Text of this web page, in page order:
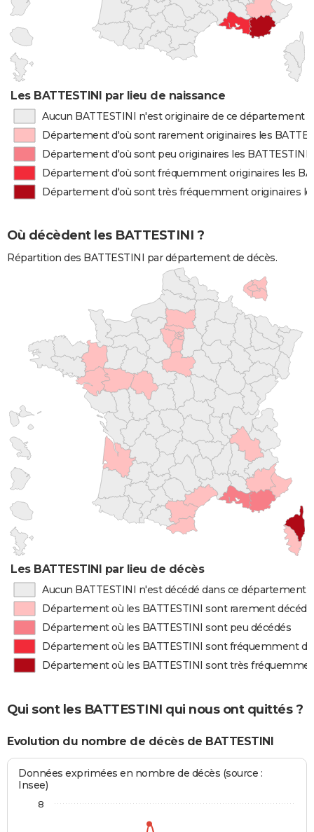
Les BATTESTINI par lieu de naissance
Aucun BATTESTINI n'est originaire de ce département
Département d'où sont rarement originaires les
Département d'où sont peu originaires les BATTESTINI
Département d'où sont fréquemment originaires les
Département d'où sont très fréquemment originaires
Où décèdent les BATTESTINI ?
Répartition des BATTESTINI par département de décès.
Les BATTESTINI par lieu de décès
Aucun BATTESTINI n'est décédé dans ce département
Département où les BATTESTINI sont rarement
Département où les BATTESTINI sont peu décédés
Département où les BATTESTINI sont fréquemment
Département où les BATTESTINI sont très
Qui sont les BATTESTINI qui nous ont quittés ?
Evolution du nombre de décès de BATTESTINI
Données exprimées en nombre de décès (source :
Insee)
8